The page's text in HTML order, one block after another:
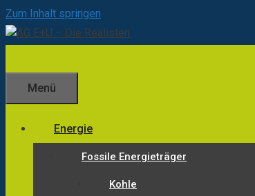
Zum Inhalt springen
Menü
Energie
Fossile Energieträger
Kohle